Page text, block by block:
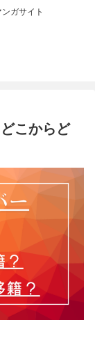
ガサイト
こからど